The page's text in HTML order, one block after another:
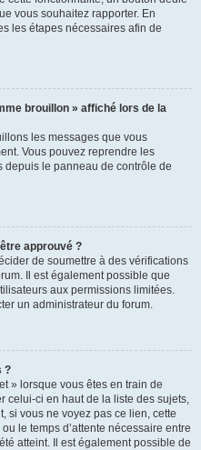
vous souhaitez rapporter. En
les étapes nécessaires afin de
brouillon » affiché lors de la
les messages que vous
Vous pouvez reprendre les
le panneau de contrôle de
approuvé ?
de soumettre à des vérifications
Il est également possible que
aux permissions limitées.
un administrateur du forum.
?
» lorsque vous êtes en train de
celui-ci en haut de la liste des sujets,
si vous ne voyez pas ce lien, cette
le temps d’attente nécessaire entre
atteint. Il est également possible de